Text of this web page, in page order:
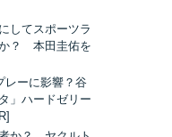
してスポーツラ
？ 本田圭佑を
レーに影響？谷
」ハードゼリー